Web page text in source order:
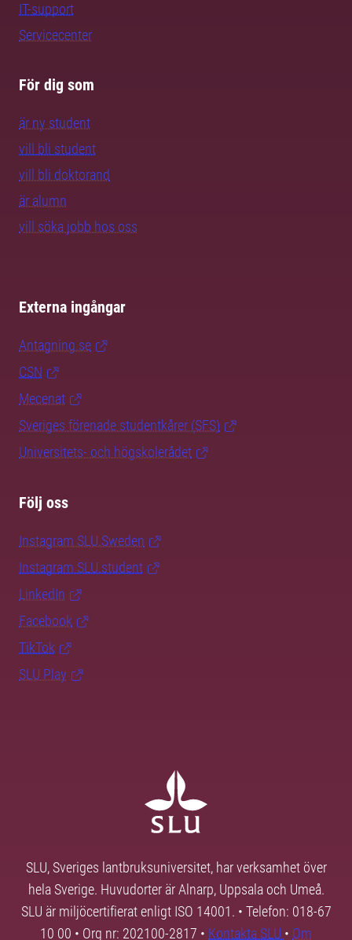
IT-support
Servicecenter
För dig som
är ny student
vill bli student
vill bli doktorand
är alumn
vill söka jobb hos oss
Externa ingångar
Antagning.se
CSN
Mecenat
Sveriges förenade studentkårer (SFS)
Universitets- och högskolerådet
Följ oss
Instagram SLU.Sweden
Instagram SLU.student
LinkedIn
Facebook
TikTok
SLU Play
SLU, Sveriges lantbruksuniversitet, har verksamhet över
hela Sverige. Huvudorter är Alnarp, Uppsala och Umeå.
SLU är miljöcertifierat enligt ISO 14001. • Telefon: 018-67
10 00 • Org nr: 202100-2817 • Kontakta SLU • Om